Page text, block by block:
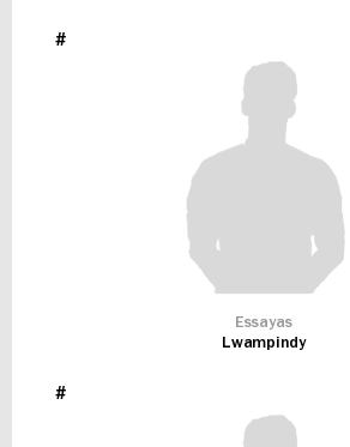
#
Essayas
Lwampindy
#